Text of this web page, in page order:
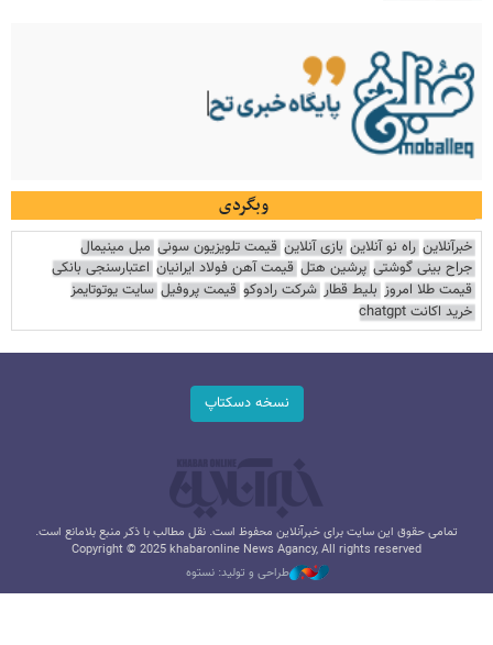
وبگردی
خبرآنلاین راه نو آنلاین بازی آنلاین قیمت تلویزیون سونی مبل مینیمال
جراح بینی گوشتی پرشین هتل قیمت آهن فولاد ایرانیان اعتبارسنجی بانکی
قیمت طلا امروز بلیط قطار شرکت رادوکو قیمت پروفیل سایت یوتوتایمز
خرید اکانت chatgpt
نسخه دسکتاپ
تمامی حقوق این سایت برای خبرآنلاین محفوظ است. نقل مطالب با ذکر منبع بلامانع است.
Copyright © 2025 khabaronline News Agancy, All rights reserved
طراحی و تولید: نستوه